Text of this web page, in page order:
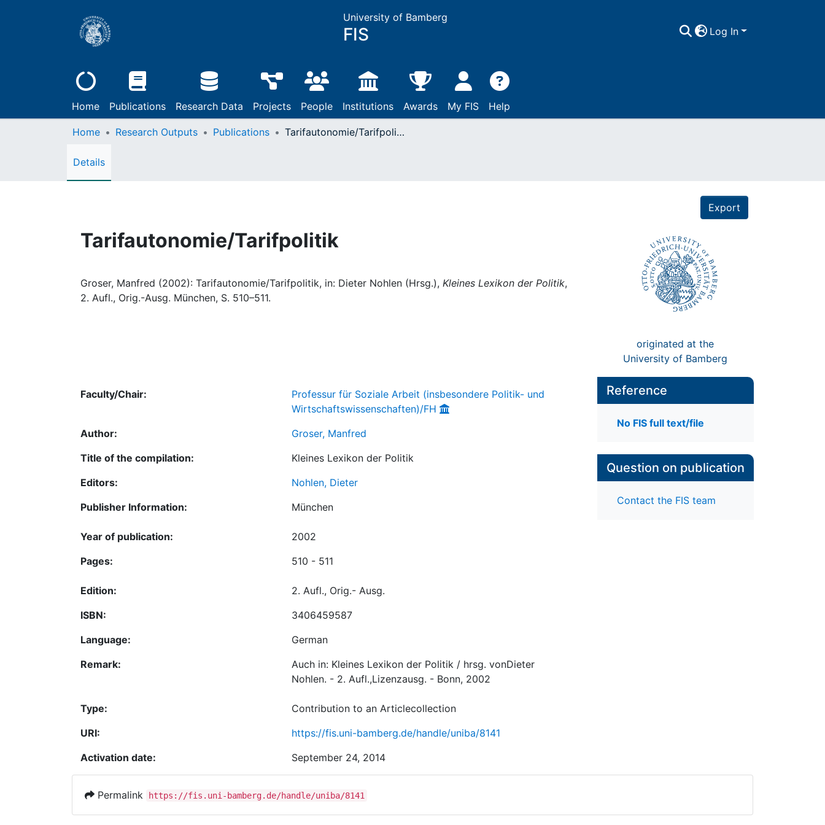
University of Bamberg
FIS Log In
Home Publications Research Data Projects People Institutions Awards My FIS Help
Home Research Outputs Publications Tarifautonomie/Tarifpolitik
Details
Export
Tarifautonomie/Tarifpolitik
Groser, Manfred (2002): Tarifautonomie/Tarifpolitik, in: Dieter Nohlen (Hrsg.), Kleines Lexikon der Politik,
2. Aufl., Orig.-Ausg. München, S. 510–511.
originated at the
University of Bamberg
Faculty/Chair:
Professur für Soziale Arbeit (insbesondere Politik- und
Wirtschaftswissenschaften)/FH
Author:
Groser, Manfred
Title of the compilation:
Kleines Lexikon der Politik
Editors:
Nohlen, Dieter
Publisher Information:
München
Year of publication:
2002
Pages:
510 - 511
Edition:
2. Aufl., Orig.- Ausg.
ISBN:
3406459587
Language:
German
Remark:
Auch in: Kleines Lexikon der Politik / hrsg. vonDieter
Nohlen. - 2. Aufl.,Lizenzausg. - Bonn, 2002
Type:
Contribution to an Articlecollection
URI:
https://fis.uni-bamberg.de/handle/uniba/8141
Activation date:
September 24, 2014
Reference
No FIS full text/file
Question on publication
Contact the FIS team
Permalink https://fis.uni-bamberg.de/handle/uniba/8141